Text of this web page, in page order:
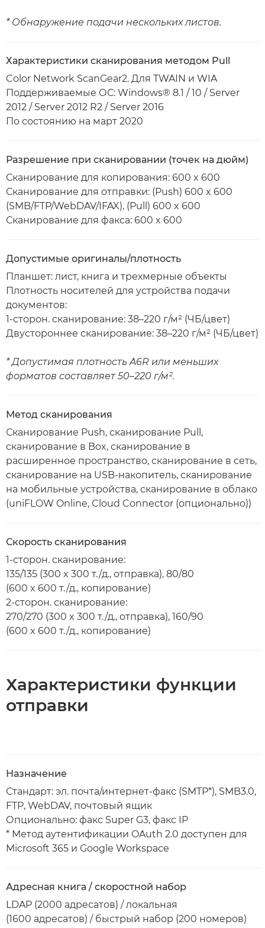
* Обнаружение подачи нескольких листов.
Характеристики сканирования методом Pull
Color Network ScanGear2. Для TWAIN и WIA
Поддерживаемые ОС: Windows® 8.1 / 10 / Server
2012 / Server 2012 R2 / Server 2016
По состоянию на март 2020
Разрешение при сканировании (точек на дюйм)
Сканирование для копирования: 600 x 600
Сканирование для отправки: (Push) 600 x 600
(SMB/FTP/WebDAV/IFAX), (Pull) 600 x 600
Сканирование для факса: 600 x 600
Допустимые оригиналы/плотность
Планшет: лист, книга и трехмерные объекты
Плотность носителей для устройства подачи
документов:
1-сторон. сканирование: 38–220 г/м² (ЧБ/цвет)
Двустороннее сканирование: 38–220 г/м² (ЧБ/цвет)
* Допустимая плотность A6R или меньших
форматов составляет 50–220 г/м².
Метод сканирования
Сканирование Push, сканирование Pull,
сканирование в Box, сканирование в
расширенное пространство, сканирование в сеть,
сканирование на USB-накопитель, сканирование
на мобильные устройства, сканирование в облако
(uniFLOW Online, Cloud Connector (опционально))
Скорость сканирования
1-сторон. сканирование:
135/135 (300 x 300 т./д., отправка), 80/80
(600 x 600 т./д., копирование)
2-сторон. сканирование:
270/270 (300 x 300 т./д., отправка), 160/90
(600 x 600 т./д., копирование)
Характеристики функции
отправки
Назначение
Стандарт: эл. почта/интернет-факс (SMTP*), SMB3.0,
FTP, WebDAV, почтовый ящик
Опционально: факс Super G3, факс IP
* Метод аутентификации OAuth 2.0 доступен для
Microsoft 365 и Google Workspace
Адресная книга / скоростной набор
LDAP (2000 адресатов) / локальная
(1600 адресатов) / быстрый набор (200 номеров)